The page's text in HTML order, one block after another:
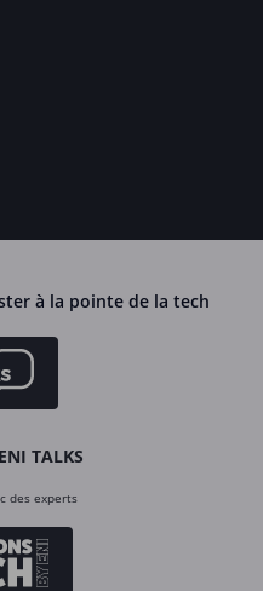
à la pointe de la tech
TALKS
des experts